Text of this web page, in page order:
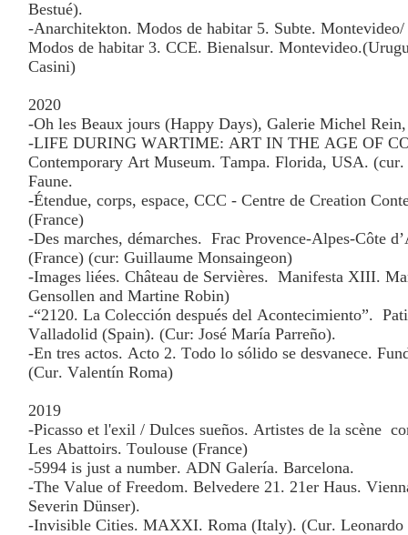
Bestué).
-Anarchitekton. Modos de habitar 5. Subte.
Modos de habitar 3. CCE. Bienalsur.
Casini)
2020
-Oh les Beaux jours (Happy Days), Galerie Michel
-LIFE DURING WARTIME: ART IN THE AGE OF
Contemporary Art Museum. Tampa. Florida, USA.
Faune.
-Étendue, corps, espace, CCC - Centre de Creation
(France)
-Des marches, démarches. Frac Provence-Alpes-Côte
(France) (cur: Guillaume Monsaingeon)
-Images liées. Château de Servières. Manifesta XIII.
Gensollen and Martine Robin)
-“2120. La Colección después del Acontecimiento”.
Valladolid (Spain). (Cur: José María Parreño).
-En tres actos. Acto 2. Todo lo sólido se desvanece.
(Cur. Valentín Roma)
2019
-Picasso et l'exil / Dulces sueños. Artistes de la scène
Les Abattoirs. Toulouse (France)
-5994 is just a number. ADN Galería. Barcelona.
-The Value of Freedom. Belvedere 21. 21er Haus.
Severin Dünser).
-Invisible Cities. MAXXI. Roma (Italy). (Cur. Leonardo